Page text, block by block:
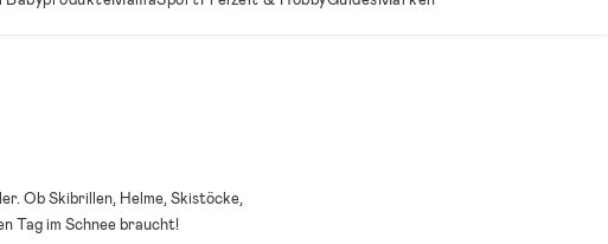
Ob Skibrillen, Helme, Skistöcke,
Tag im Schnee braucht!